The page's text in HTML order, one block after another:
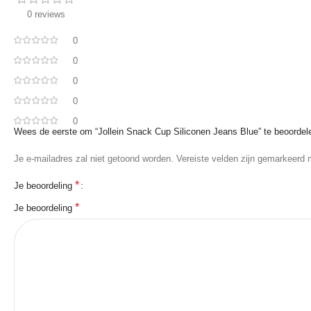
0 reviews
0
0
0
0
0
Wees de eerste om “Jollein Snack Cup Siliconen Jeans Blue” te
Je e-mailadres zal niet getoond worden. Vereiste velden zijn gemarkeerd
Je beoordeling *
Je beoordeling *